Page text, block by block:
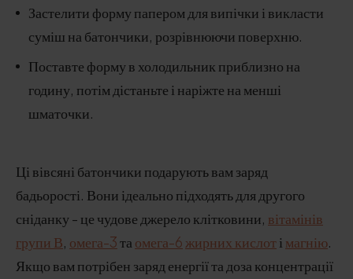
Застелити форму папером для випічки і викласти
суміш на батончики, розрівнюючи поверхню.
Поставте форму в холодильник приблизно на
годину, потім дістаньте і наріжте на менші
шматочки.
Ці вівсяні батончики подарують вам заряд
бадьорості. Вони ідеально підходять для другого
сніданку - це чудове джерело клітковини, вітамінів
групи В омега-3та омега-6 жирних кислоті магнію
Якщо вам потрібен заряд енергії та доза концентрації